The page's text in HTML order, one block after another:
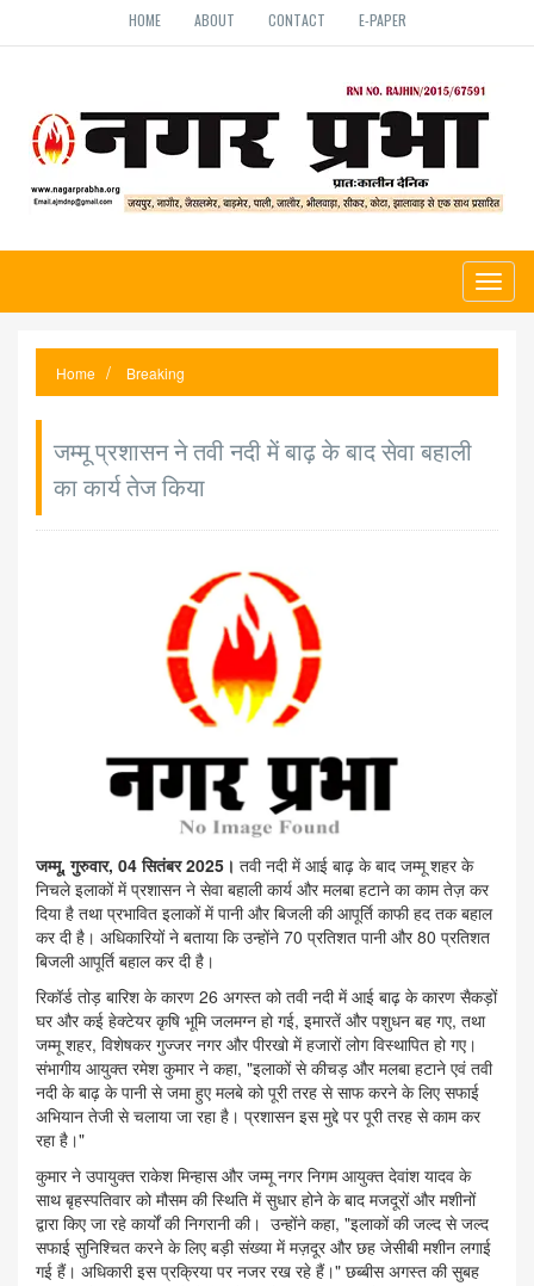
HOME ABOUT CONTACT E-PAPER
Home Breaking
जम्मू प्रशासन ने तवी नदी में बाढ़ के बाद सेवा बहाली
का कार्य तेज किया
जम्मू, गुरुवार, 04 सितंबर 2025। तवी नदी में आई बाढ़ के बाद जम्मू शहर के
निचले इलाकों में प्रशासन ने सेवा बहाली कार्य और मलबा हटाने का काम तेज़ कर
दिया है तथा प्रभावित इलाकों में पानी और बिजली की आपूर्ति काफी हद तक बहाल
कर दी है। अधिकारियों ने बताया कि उन्होंने 70 प्रतिशत पानी और 80 प्रतिशत
बिजली आपूर्ति बहाल कर दी है।
रिकॉर्ड तोड़ बारिश के कारण 26 अगस्त को तवी नदी में आई बाढ़ के कारण सैकड़ों
घर और कई हेक्टेयर कृषि भूमि जलमग्न हो गई, इमारतें और पशुधन बह गए, तथा
जम्मू शहर, विशेषकर गुज्जर नगर और पीरखो में हजारों लोग विस्थापित हो गए।
संभागीय आयुक्त रमेश कुमार ने कहा, "इलाकों से कीचड़ और मलबा हटाने एवं तवी
नदी के बाढ़ के पानी से जमा हुए मलबे को पूरी तरह से साफ करने के लिए सफाई
अभियान तेजी से चलाया जा रहा है। प्रशासन इस मुद्दे पर पूरी तरह से काम कर
रहा है।"
कुमार ने उपायुक्त राकेश मिन्हास और जम्मू नगर निगम आयुक्त देवांश यादव के
साथ बृहस्पतिवार को मौसम की स्थिति में सुधार होने के बाद मजदूरों और मशीनों
द्वारा किए जा रहे कार्यों की निगरानी की। उन्होंने कहा, "इलाकों की जल्द से जल्द
सफाई सुनिश्चित करने के लिए बड़ी संख्या में मज़दूर और छह जेसीबी मशीन लगाई
गई हैं। अधिकारी इस प्रक्रिया पर नजर रख रहे हैं।" छब्बीस अगस्त की सुबह